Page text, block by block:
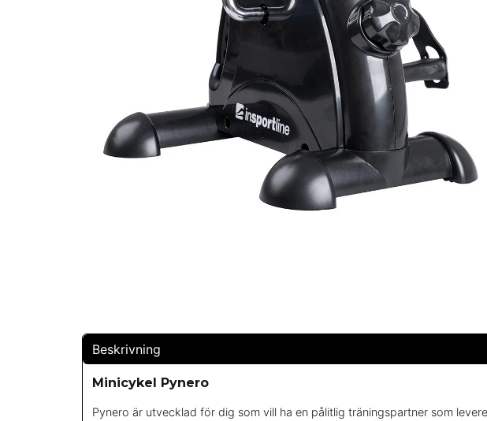
Beskrivning
Minicykel Pynero
Pynero är utvecklad för dig som vill ha en pålitlig träningspartner som